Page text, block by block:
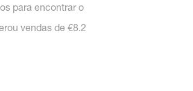
para encontrar o
vendas de €8.2